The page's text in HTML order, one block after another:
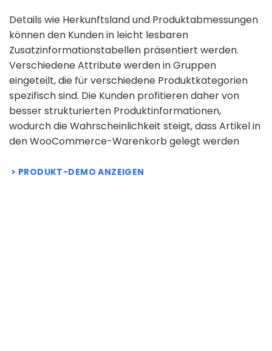
Details wie Herkunftsland und Produktabmessungen
können den Kunden in leicht lesbaren
Zusatzinformationstabellen präsentiert werden.
Verschiedene Attribute werden in Gruppen
eingeteilt, die für verschiedene Produktkategorien
spezifisch sind. Die Kunden profitieren daher von
besser strukturierten Produktinformationen,
wodurch die Wahrscheinlichkeit steigt, dass Artikel in
den WooCommerce-Warenkorb gelegt werden
PRODUKT-DEMO ANZEIGEN